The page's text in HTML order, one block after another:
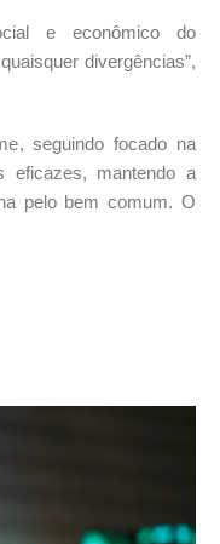
e econômico do
divergências”,
seguindo focado na
eficazes, mantendo a
pelo bem comum. O